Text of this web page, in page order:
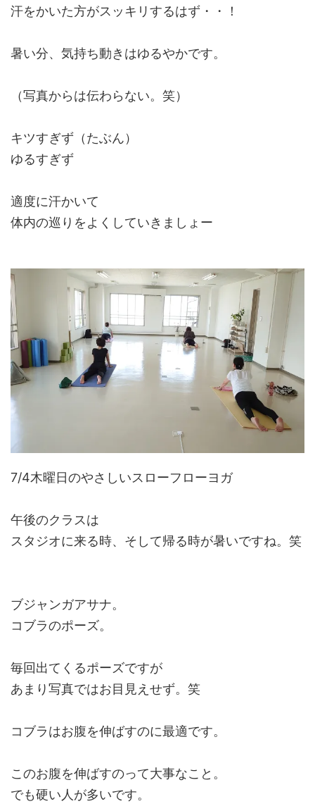
汗をかいた方がスッキリするはず・・！
暑い分、気持ち動きはゆるやかです。
（写真からは伝わらない。笑）
キツすぎず（たぶん）
ゆるすぎず
適度に汗かいて
体内の巡りをよくしていきましょー
7/4木曜日のやさしいスローフローヨガ
午後のクラスは
スタジオに来る時、そして帰る時が暑いですね。笑
ブジャンガアサナ。
コブラのポーズ。
毎回出てくるポーズですが
あまり写真ではお目見えせず。笑
コブラはお腹を伸ばすのに最適です。
このお腹を伸ばすのって大事なこと。
でも硬い人が多いです。